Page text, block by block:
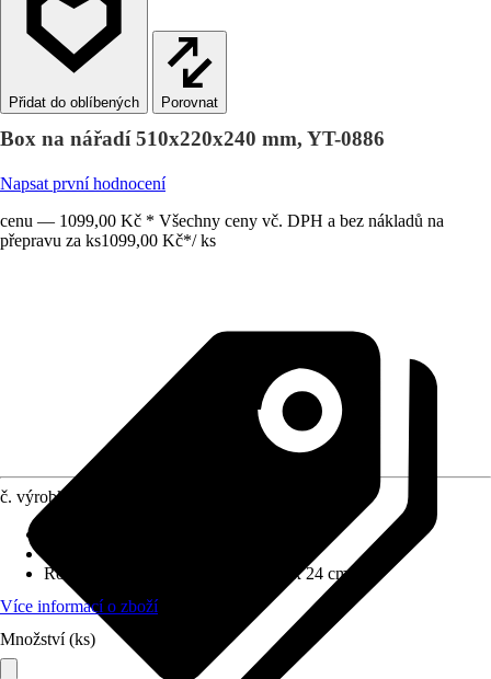
Porovnat
Box na nářadí 510x220x240 mm, YT-0886
Napsat první hodnocení
cenu — 1099,00 Kč * Všechny ceny vč. DPH a bez nákladů na
přepravu za ks1099,00 Kč*/ ks
č. výrobku
Rozměry (ŠxVxH)
51 cm x 22 cm x 24 cm
Více informací o zboží
Množství (ks)